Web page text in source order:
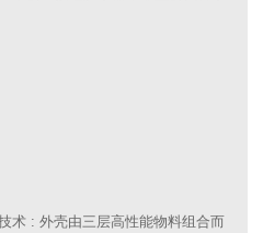
术 : 外壳由三层高性能物料组合而